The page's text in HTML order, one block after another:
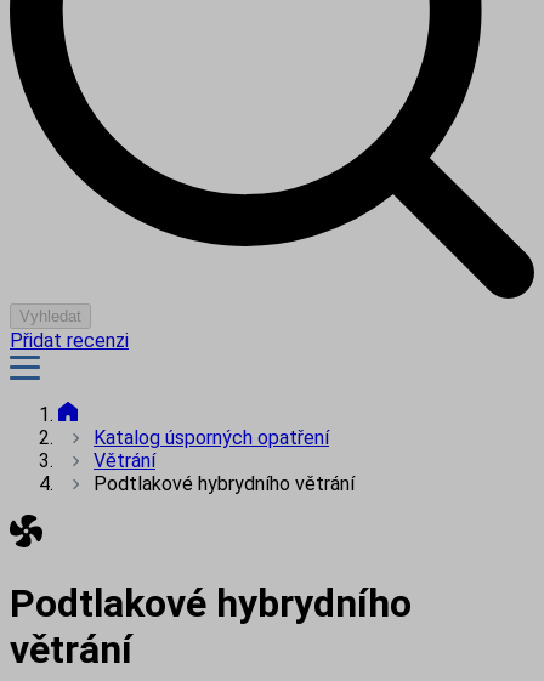
Vyhledat
Přidat recenzi
Katalog úsporných opatření
Větrání
Podtlakové hybrydního větrání
Podtlakové hybrydního
větrání